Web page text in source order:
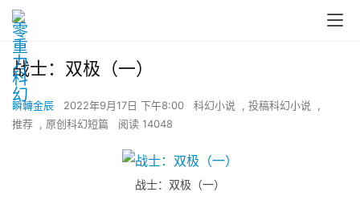
战士：双极（一）
瞬轉金辰 2022年9月17日 下午8:00 科幻小说 , 投稿科幻小说
,
推荐
, 原创科幻短篇 阅读 14048
战士：双极（一）